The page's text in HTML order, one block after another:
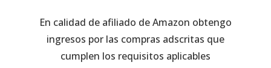
En calidad de afiliado de Amazon obtengo
ingresos por las compras adscritas que
cumplen los requisitos aplicables